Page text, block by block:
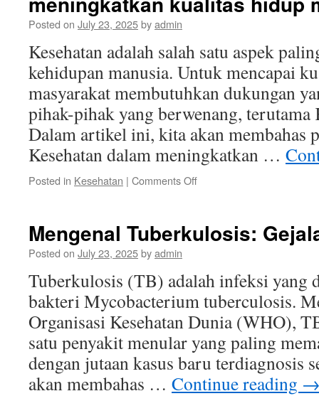
dan
Efektif
Kesehatan
Posted on July 23, 2025byadmin
Kesehatan adalah salah satu aspek
kehidupan manusia. Untuk mencapai
masyarakat membutuhkan dukungan
pihak-pihak yang berwenang, terutama
Dalam artikel ini, kita akan membahas
Kesehatan dalam meningkatkan …
Posted in Kesehatan | Comments Offon
kesehatan
kualitas
hidup
masyarakat
Mengenal Tuberkulosis:
Posted on July 23, 2025byadmin
Tuberkulosis (TB) adalah infeksi yang
bakteri Mycobacterium tuberculosis.
Organisasi Kesehatan Dunia (WHO),
satu penyakit menular yang paling
dengan jutaan kasus baru terdiagnosis
akan membahas … Continue reading